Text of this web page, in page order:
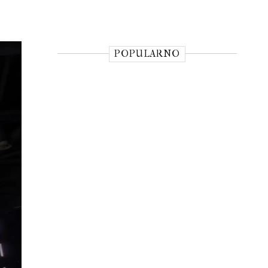
POPULARNO